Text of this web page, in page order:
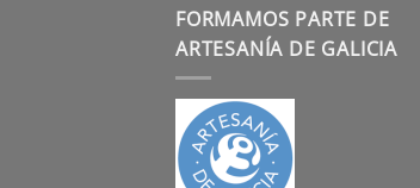
FORMAMOS PARTE DE
ARTESANÍA DE GALICIA